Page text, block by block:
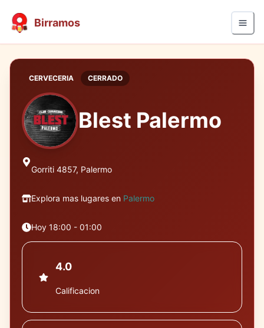
Birramos
CERVECERIA CERRADO
Blest Palermo
Gorriti 4857, Palermo
Explora mas lugares en Palermo
Hoy 18:00 - 01:00
4.0
Calificacion